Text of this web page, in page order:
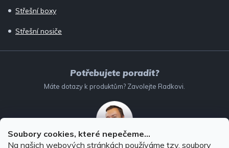
Soubory cookies, které nepečeme...
Na našich webových stránkách používáme tzv. soubory
Střešní boxy
Střešní nosiče
Potřebujete poradit?
Máte dotazy k produktům? Zavolejte Radkovi.